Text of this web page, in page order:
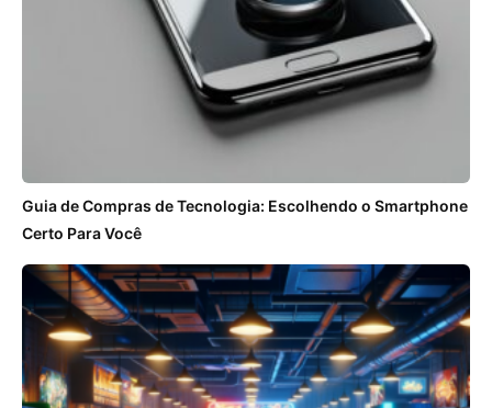
Guia de Compras de Tecnologia: Escolhendo o Smartphone
Certo Para Você